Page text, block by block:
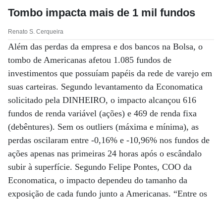
Tombo impacta mais de 1 mil fundos
Renato S. Cerqueira
Além das perdas da empresa e dos bancos na Bolsa, o
tombo de Americanas afetou 1.085 fundos de
investimentos que possuíam papéis da rede de varejo em
suas carteiras. Segundo levantamento da Economatica
solicitado pela DINHEIRO, o impacto alcançou 616
fundos de renda variável (ações) e 469 de renda fixa
(debêntures). Sem os outliers (máxima e mínima), as
perdas oscilaram entre -0,16% e -10,96% nos fundos de
ações apenas nas primeiras 24 horas após o escândalo
subir à superfície. Segundo Felipe Pontes, COO da
Economatica, o impacto dependeu do tamanho da
exposição de cada fundo junto a Americanas. “Entre os